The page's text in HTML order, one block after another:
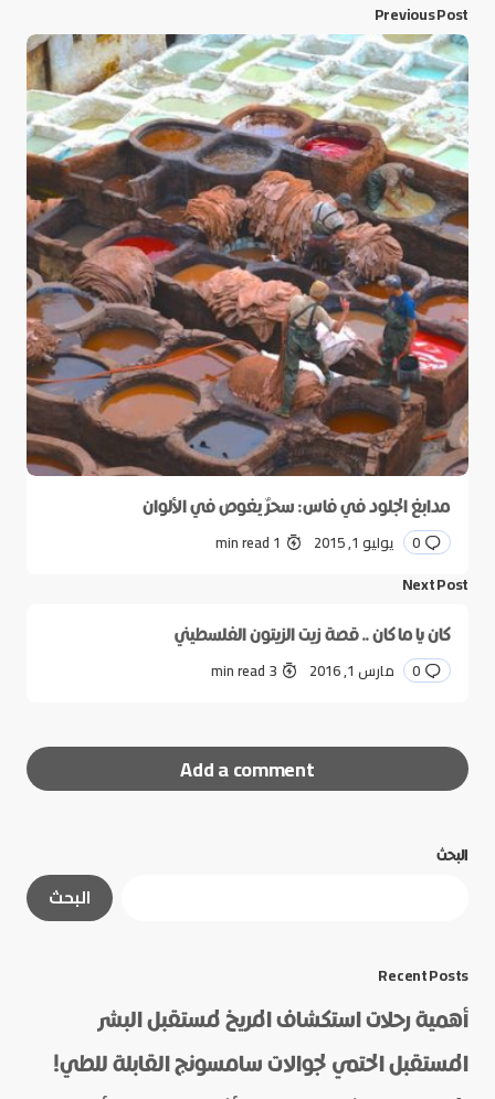
Previous Post
مدابغ الجلود في فاس: سحرٌ يغوص في الألوان
0 يوليو 1, 2015 1 min read
Next Post
كان يا ما كان .. قصة زيت الزيتون الفلسطيني
0 مارس 1, 2016 3 min read
Add a comment
الحقول الإلزامية
البحث
البحث
Recent Posts
أهمية رحلات استكشاف المريخ لمستقبل البشر
المستقبل الحتمي لجوالات سامسونج القابلة للطي!